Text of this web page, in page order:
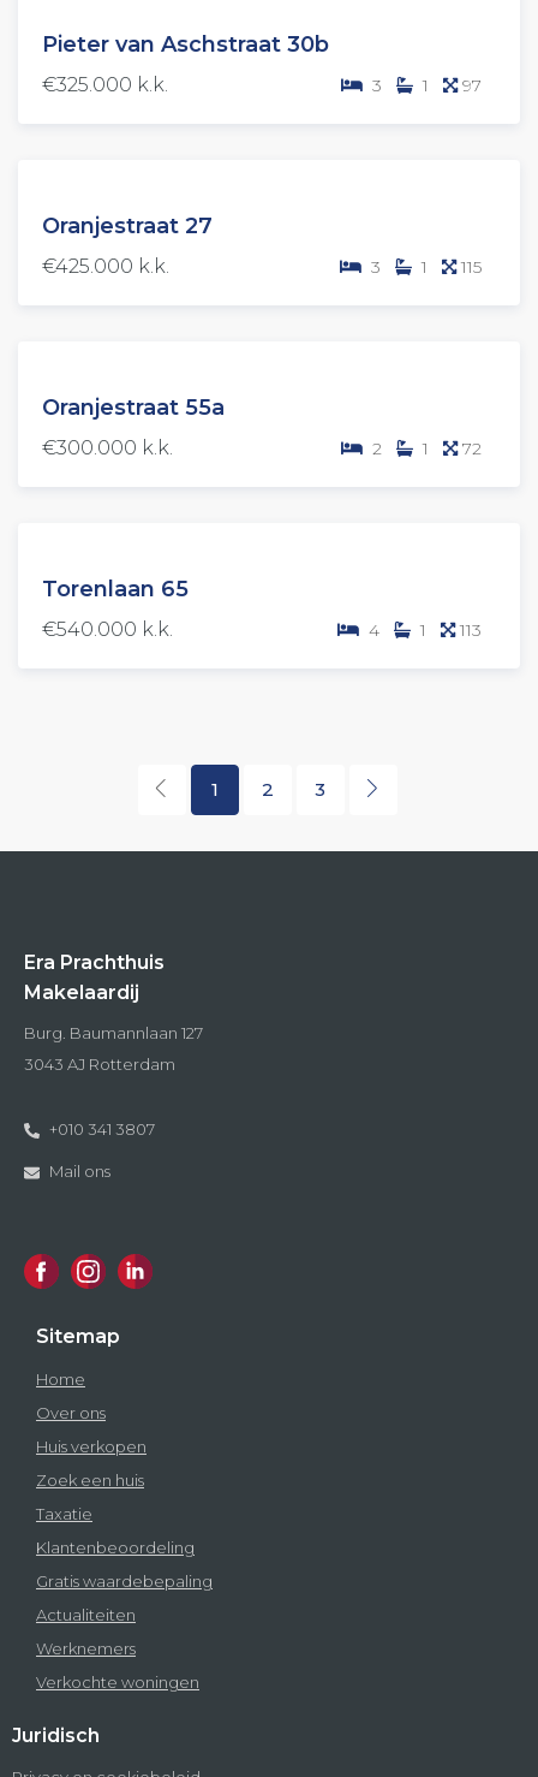
(OV)
Pieter van Aschstraat 30b
€325.000 k.k. 3 1 97
Oranjestraat 27
€425.000 k.k. 3 1 115
(OV)
Oranjestraat 55a
€300.000 k.k. 2 1 72
(OV)
Torenlaan 65
€540.000 k.k. 4 1 113
1 2 3
Era Prachthuis
Makelaardij
Burg. Baumannlaan 127
3043 AJ Rotterdam
+010 341 3807
Mail ons
Sitemap
Home
Over ons
Huis verkopen
Zoek een huis
Taxatie
Klantenbeoordeling
Gratis waardebepaling
Actualiteiten
Werknemers
Verkochte woningen
Juridisch